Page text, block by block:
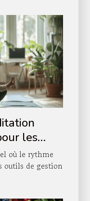
les
où le rythme
outils de gestion